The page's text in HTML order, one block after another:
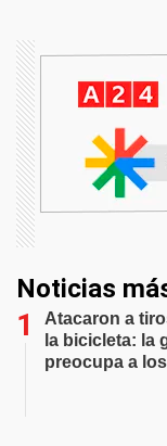
Noticias
Atacaron a
la bicicleta: la
preocupa a